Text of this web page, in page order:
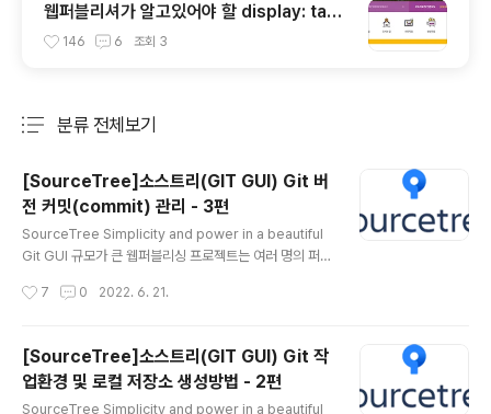
웹퍼블리셔가 알고있어야 할 display: tabl
e 속성!
146 6 조회 3
분류 전체보기
[SourceTree]소스트리(GIT GUI) Git 버
전 커밋(commit) 관리 - 3편
SourceTree Simplicity and power in a beautiful
Git GUI 규모가 큰 웹퍼블리싱 프로젝트는 여러 명의 퍼블
를 할 경우 협업은 매우 중요한 요소입니다. 그렇기 때문에
시스템(Version Control System)'을 잘 다루는 것 또한
매우 중요한 요소입니다. 버전 관리 시스템을 잘 다루는 퍼
블리셔는 자연스럽게 프로젝트 내에서 중요한 사람이 되고
큰 힘을 가지게 됩니다. 버전 관리 시스템 중 하나로 Git 이
7 0 2022. 6. 21.
[SourceTree]소스트리(GIT GUI) Git 작
업환경 및 로컬 저장소 생성방법 - 2편
SourceTree Simplicity and power in a beautiful